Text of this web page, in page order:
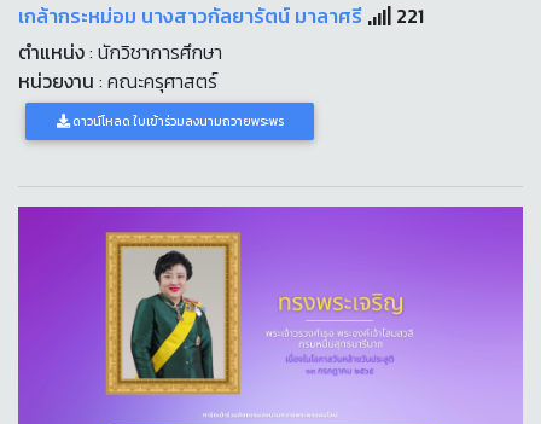
เกล้ากระหม่อม นางสาวกัลยารัตน์ มาลาศรี
221
ตำแหน่ง: นักวิชาการศึกษา
หน่วยงาน : คณะครุศาสตร์
ดาวน์โหลด ใบเข้าร่วมลงนามถวายพระพร